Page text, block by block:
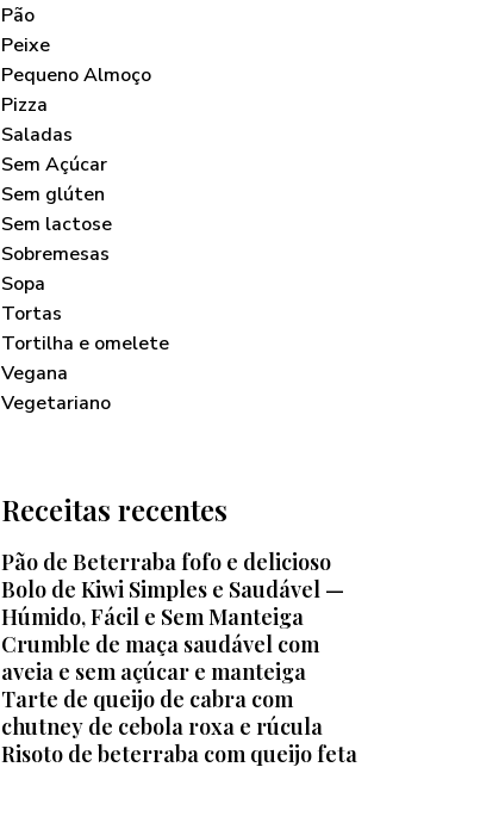
Pão
Peixe
Pequeno Almoço
Pizza
Saladas
Sem Açúcar
Sem glúten
Sem lactose
Sobremesas
Sopa
Tortas
Tortilha e omelete
Vegana
Vegetariano
Receitas recentes
Pão de Beterraba fofo e delicioso
Bolo de Kiwi Simples e Saudável —
Húmido, Fácil e Sem Manteiga
Crumble de maça saudável com
aveia e sem açúcar e manteiga
Tarte de queijo de cabra com
chutney de cebola roxa e rúcula
Risoto de beterraba com queijo feta